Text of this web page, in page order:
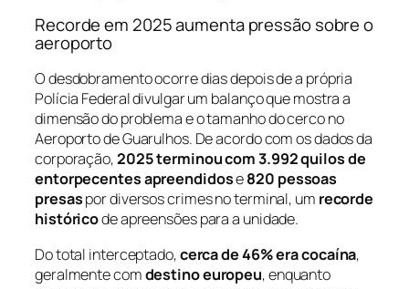
Recorde em 2025 aumenta pressão sobre o
aeroporto
O desdobramento ocorre dias depois de a própria
Polícia Federal divulgar um balanço que mostra a
dimensão do problema e o tamanho do cerco no
Aeroporto de Guarulhos. De acordo com os dados da
corporação,2025 terminou com 3.992 quilos de
entorpecentes apreendidose820 pessoas
presaspor diversos crimes no terminal, um recorde
históricode apreensões para a unidade.
Do total interceptado,cerca de 46% era cocaína,
geralmente comdestino europeu, enquanto